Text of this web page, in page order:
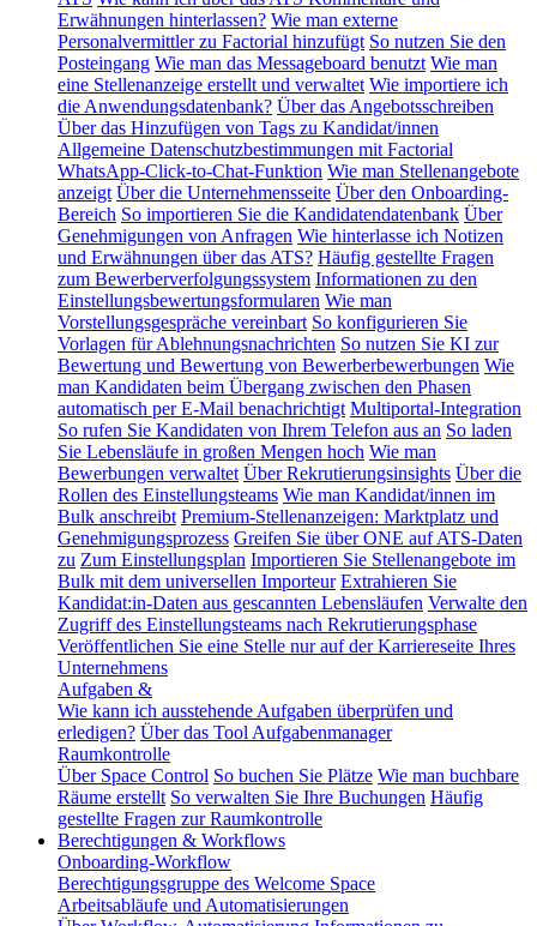
Erwähnungen hinterlassen? Wie man externe
Personalvermittler zu Factorial hinzufügt So nutzen Sie den
Posteingang Wie man das Messageboard benutzt Wie man
eine Stellenanzeige erstellt und verwaltet Wie importiere ich
die Anwendungsdatenbank? Über das Angebotsschreiben
Über das Hinzufügen von Tags zu Kandidat/innen
Allgemeine Datenschutzbestimmungen mit Factorial
WhatsApp-Click-to-Chat-Funktion Wie man Stellenangebote
anzeigt Über die Unternehmensseite Über den Onboarding-
Bereich So importieren Sie die Kandidatendatenbank Über
Genehmigungen von Anfragen Wie hinterlasse ich Notizen
und Erwähnungen über das ATS? Häufig gestellte Fragen
zum Bewerberverfolgungssystem Informationen zu den
Einstellungsbewertungsformularen Wie man
Vorstellungsgespräche vereinbart So konfigurieren Sie
Vorlagen für Ablehnungsnachrichten So nutzen Sie KI zur
Bewertung und Bewertung von Bewerberbewerbungen Wie
man Kandidaten beim Übergang zwischen den Phasen
automatisch per E-Mail benachrichtigt Multiportal-Integration
So rufen Sie Kandidaten von Ihrem Telefon aus an So laden
Sie Lebensläufe in großen Mengen hoch Wie man
Bewerbungen verwaltet Über Rekrutierungsinsights Über die
Rollen des Einstellungsteams Wie man Kandidat/innen im
Bulk anschreibt Premium-Stellenanzeigen: Marktplatz und
Genehmigungsprozess Greifen Sie über ONE auf ATS-Daten
zu Zum Einstellungsplan Importieren Sie Stellenangebote im
Bulk mit dem universellen Importeur Extrahieren Sie
Kandidat:in-Daten aus gescannten Lebensläufen Verwalte den
Zugriff des Einstellungsteams nach Rekrutierungsphase
Veröffentlichen Sie eine Stelle nur auf der Karriereseite Ihres
Unternehmens
Aufgaben &
Wie kann ich ausstehende Aufgaben überprüfen und
erledigen? Über das Tool Aufgabenmanager
Raumkontrolle
Über Space Control So buchen Sie Plätze Wie man buchbare
Räume erstellt So verwalten Sie Ihre Buchungen Häufig
gestellte Fragen zur Raumkontrolle
Berechtigungen & Workflows
Onboarding-Workflow
Berechtigungsgruppe des Welcome Space
Arbeitsabläufe und Automatisierungen